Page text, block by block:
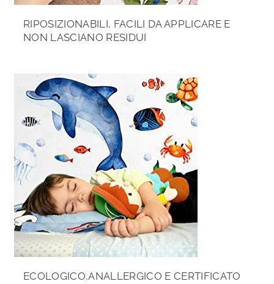
RIPOSIZIONABILI, FACILI DA APPLICARE E
NON LASCIANO RESIDUI
ECOLOGICO,ANALLERGICO E CERTIFICATO